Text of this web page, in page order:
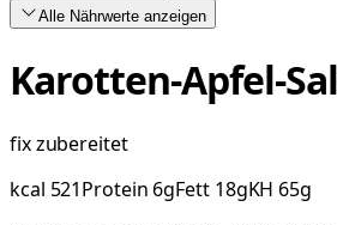
Alle Nährwerte anzeigen
Karotten-Apfel-
fix zubereitet
kcal 521Protein 6gFett 18gKH 65g